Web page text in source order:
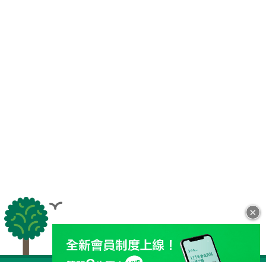
全站導覽
×